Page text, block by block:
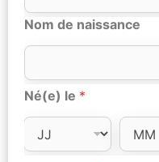
Nom de naissance
Né(e) le *